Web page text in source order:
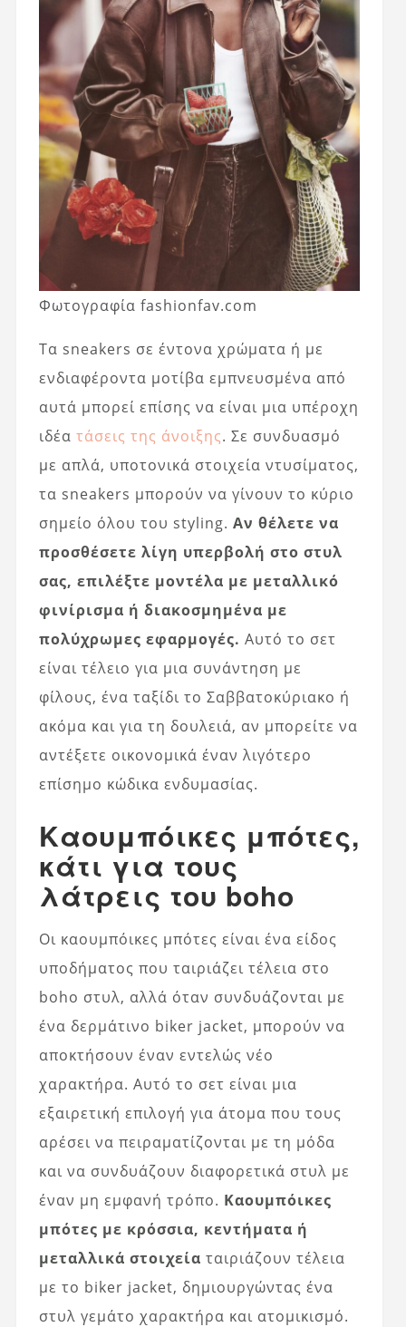
Φωτογραφία fashionfav.com
Τα sneakers σε έντονα χρώματα ή με
ενδιαφέροντα μοτίβα εμπνευσμένα από
αυτά μπορεί επίσης να είναι μια υπέροχη
ιδέα τάσεις της άνοιξης. Σε συνδυασμό
με απλά, υποτονικά στοιχεία ντυσίματος,
τα sneakers μπορούν να γίνουν το κύριο
σημείο όλου του styling. Αν θέλετε να
προσθέσετε λίγη υπερβολή στο στυλ
σας, επιλέξτε μοντέλα με μεταλλικό
φινίρισμα ή διακοσμημένα με
πολύχρωμες εφαρμογές. Αυτό το σετ
είναι τέλειο για μια συνάντηση με
φίλους, ένα ταξίδι το Σαββατοκύριακο ή
ακόμα και για τη δουλειά, αν μπορείτε να
αντέξετε οικονομικά έναν λιγότερο
επίσημο κώδικα ενδυμασίας.
Καουμπόικες μπότες,
κάτι για τους
λάτρεις του boho
Οι καουμπόικες μπότες είναι ένα είδος
υποδήματος που ταιριάζει τέλεια στο
boho στυλ, αλλά όταν συνδυάζονται με
ένα δερμάτινο biker jacket, μπορούν να
αποκτήσουν έναν εντελώς νέο
χαρακτήρα. Αυτό το σετ είναι μια
εξαιρετική επιλογή για άτομα που τους
αρέσει να πειραματίζονται με τη μόδα
και να συνδυάζουν διαφορετικά στυλ με
έναν μη εμφανή τρόπο. Καουμπόικες
μπότες με κρόσσια, κεντήματα ή
μεταλλικά στοιχεία ταιριάζουν τέλεια
με το biker jacket, δημιουργώντας ένα
στυλ γεμάτο χαρακτήρα και ατομικισμό.